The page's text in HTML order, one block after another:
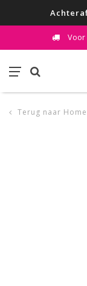
Voor
Terug naar Home